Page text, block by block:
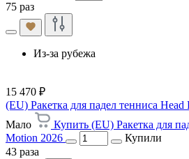
75 раз
Из-за рубежа
15 470 ₽
(EU) Ракетка для падел тенниса
Мало
Купить (EU) Ракетка для
Motion 2026
Купили
43 раза